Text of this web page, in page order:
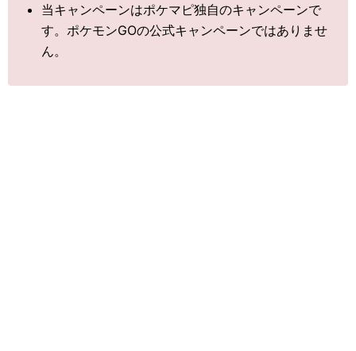
当キャンペーンはポケマピ独自のキャンペーンで
す。ポケモンGOの公式キャンペーンではありませ
ん。